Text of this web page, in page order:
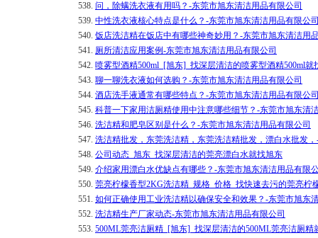
538. 问，除螨洗衣液有用吗？-东莞市旭东清洁用品有限公司
539. 中性洗衣液核心特点是什么？-东莞市旭东清洁用品有限公
540. 饭店洗洁精在饭店中有哪些神奇妙用？-东莞市旭东清洁用
541. 厕所清洁应用案例-东莞市旭东清洁用品有限公司
542. 喷雾型酒精500ml_[旭东]_找深层清洁的喷雾型酒精500ml
543. 聊一聊洗衣液如何选购？-东莞市旭东清洁用品有限公司
544. 酒店洗手液通常有哪些特点？-东莞市旭东清洁用品有限公
545. 科普一下家用洁厕精使用中注意哪些细节？-东莞市旭东清
546. 洗洁精和肥皂区别是什么？-东莞市旭东清洁用品有限公司
547. 洗洁精批发，东莞洗洁精，东莞洗洁精批发，漂白水批发
548. 公司动态_旭东_找深层清洁的莞亮漂白水就找旭东
549. 介绍家用漂白水优缺点有哪些？-东莞市旭东清洁用品有限
550. 莞亮柠檬香型2KG洗洁精_规格_价格_找快速去污的莞亮
551. 如何正确使用工业洗洁精以确保安全和效果？-东莞市旭东
552. 洗洁精生产厂家动态-东莞市旭东清洁用品有限公司
553. 500ML莞亮洁厕精_[旭东]_找深层清洁的500ML莞亮洁厕